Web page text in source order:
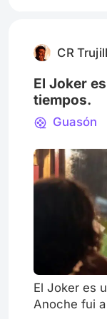
emoción
CR
El Joker
tiempos.
Guasón
El Joker es
Anoche fui